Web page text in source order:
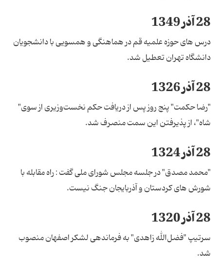
28 آذر 1349
درس های حوزه علمیه قم در هماهنگی و همسویی با دانشجویان
دانشگاه تهران تعطیل شد.
28 آذر 1326
"رضا حکمت" پنج روز پس از دریافت حکم نخست‌وزیری از سوی"
شاه"، از پذیرفتن این سمت منصرف شد.
28 آذر 1324
"محمد مصدق" در جلسه مجلس شورای ملی گفت : راه مقابله با
شورش های کردستان و آذربایجان جنگ نیست.
28 آذر 1320
سرتیپ "فضل‌الله زاهدی" به فرماندهی لشکر اصفهان منصوب
شد.